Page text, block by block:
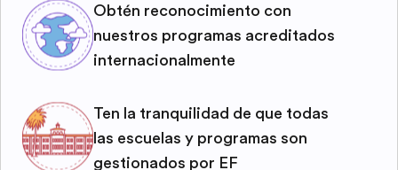
Obtén reconocimiento con
nuestros programas acreditados
internacionalmente
Ten la tranquilidad de que todas
las escuelas y programas son
gestionados por EF